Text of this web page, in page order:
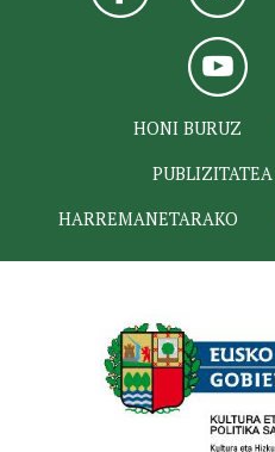
HONI BURUZ
PUBLIZITATEA
HARREMANETARAKO